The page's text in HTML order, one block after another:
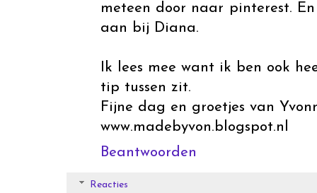
meteen door naar pinterest.
aan bij Diana.
Ik lees mee want ik ben ook
tip tussen zit.
Fijne dag en groetjes van
www.madebyvon.blogspot.nl
Beantwoorden
Reacties